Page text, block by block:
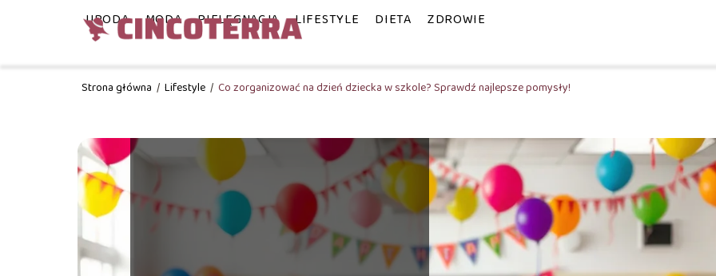
URODA MODA PIELĘGNACJA LIFESTYLE DIETA ZDROWIE
Strona główna / Lifestyle / Co zorganizować na dzień dziecka w szkole? Sprawdź najlepsze pomysły!